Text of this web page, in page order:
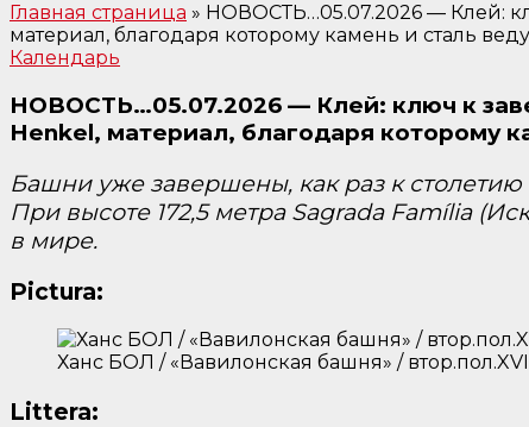
Главная страница » НОВОСТЬ…05.07.2026 — Клей:
материал, благодаря которому камень и сталь
Календарь
НОВОСТЬ…05.07.2026 — Клей: ключ к
Henkel, материал, благодаря которому
Башни уже завершены, как раз к столетию
При высоте 172,5 метра Sagrada Família
в мире.
Pictura:
Ханс БОЛ / «Вавилонская башня» /
Littera: